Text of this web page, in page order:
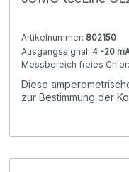
Artikelnummer: 802150
Ausgangssignal: 4 -20
Messbereich freies Chlor:
pH Abhängigkeit:
Diese
zur Bestimmung der